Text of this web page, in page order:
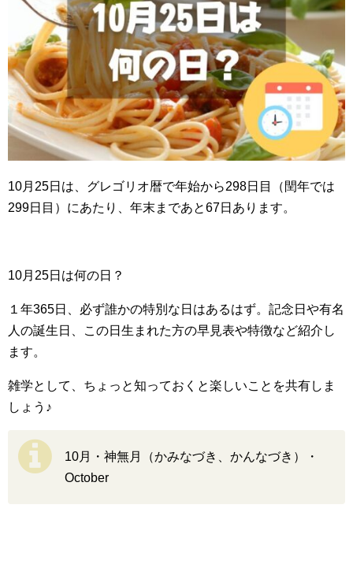
10月25日は、グレゴリオ暦で年始から298日目（閏年では
299日目）にあたり、年末まであと67日あります。
10月25日は何の日？
１年365日、必ず誰かの特別な日はあるはず。記念日や有名
人の誕生日、この日生まれた方の早見表や特徴など紹介し
ます。
雑学として、ちょっと知っておくと楽しいことを共有しま
しょう♪
10月・神無月（かみなづき、かんなづき）・
October